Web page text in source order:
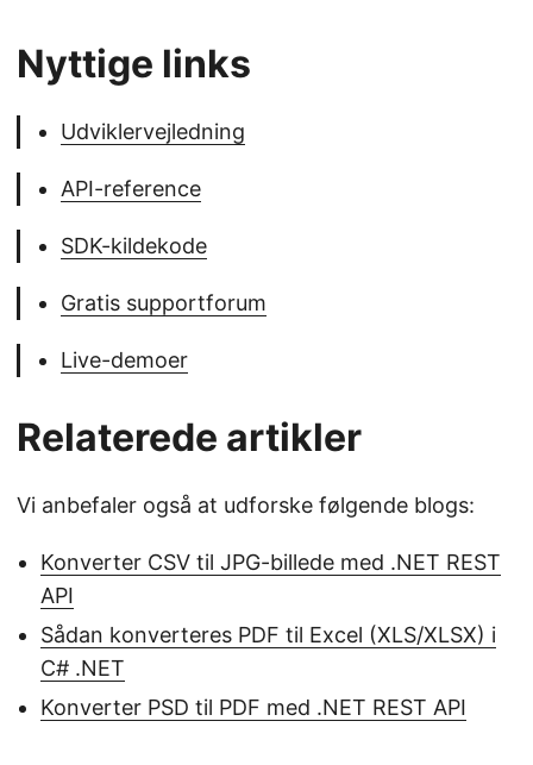
Nyttige links
Udviklervejledning
API-reference
SDK-kildekode
Gratis supportforum
Live-demoer
Relaterede artikler
Vi anbefaler også at udforske følgende blogs:
Konverter CSV til JPG-billede med .NET REST
API
Sådan konverteres PDF til Excel (XLS/XLSX) i
C# .NET
Konverter PSD til PDF med .NET REST API